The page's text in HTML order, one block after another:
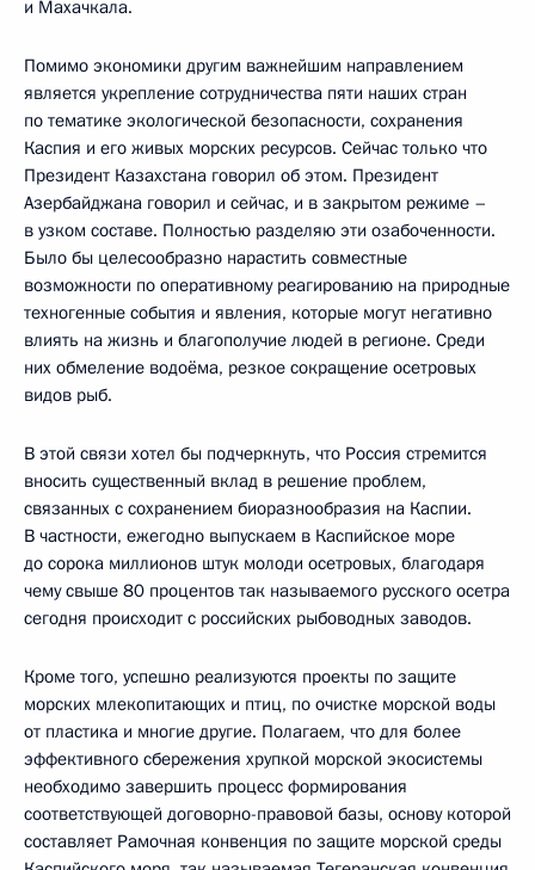
и Махачкала.
Помимо экономики другим важнейшим направлением
является укрепление сотрудничества пяти наших стран
по тематике экологической безопасности, сохранения
Каспия и его живых морских ресурсов. Сейчас только что
Президент Казахстана говорил об этом. Президент
Азербайджана говорил и сейчас, и в закрытом режиме –
в узком составе. Полностью разделяю эти озабоченности.
Было бы целесообразно нарастить совместные
возможности по оперативному реагированию на природные
техногенные события и явления, которые могут негативно
влиять на жизнь и благополучие людей в регионе. Среди
них обмеление водоёма, резкое сокращение осетровых
видов рыб.
В этой связи хотел бы подчеркнуть, что Россия стремится
вносить существенный вклад в решение проблем,
связанных с сохранением биоразнообразия на Каспии.
В частности, ежегодно выпускаем в Каспийское море
до сорока миллионов штук молоди осетровых, благодаря
чему свыше 80 процентов так называемого русского осетра
сегодня происходит с российских рыбоводных заводов.
Кроме того, успешно реализуются проекты по защите
морских млекопитающих и птиц, по очистке морской воды
от пластика и многие другие. Полагаем, что для более
эффективного сбережения хрупкой морской экосистемы
необходимо завершить процесс формирования
соответствующей договорно-правовой базы, основу которой
составляет Рамочная конвенция по защите морской среды